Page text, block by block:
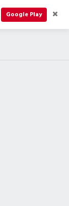
Google Play